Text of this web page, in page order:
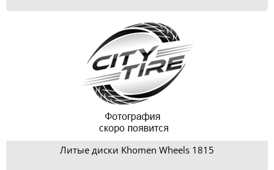
Литые диски Khomen Wheels 1815